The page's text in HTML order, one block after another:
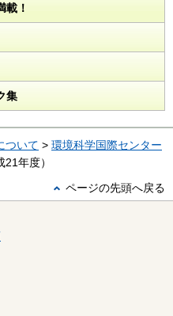
載！
集
ついて > 環境科学国際センター
年度）
ページの先頭へ戻る